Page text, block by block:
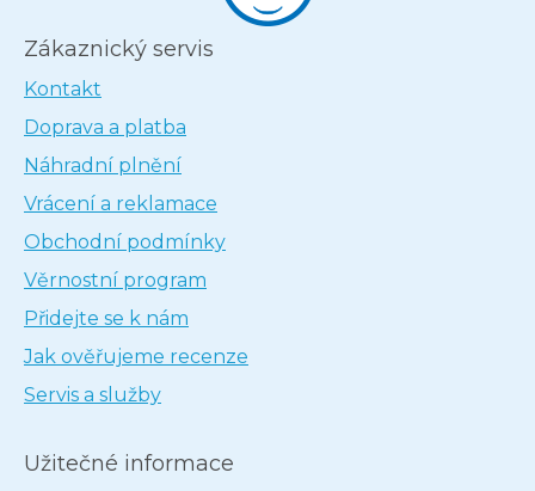
Zákaznický servis
Kontakt
Doprava a platba
Náhradní plnění
Vrácení a reklamace
Obchodní podmínky
Věrnostní program
Přidejte se k nám
Jak ověřujeme recenze
Servis a služby
Užitečné informace